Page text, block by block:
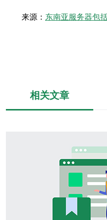
来源： 东南亚服务器包
相关文章